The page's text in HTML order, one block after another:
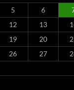
5 6
12 13
19 20
26 27